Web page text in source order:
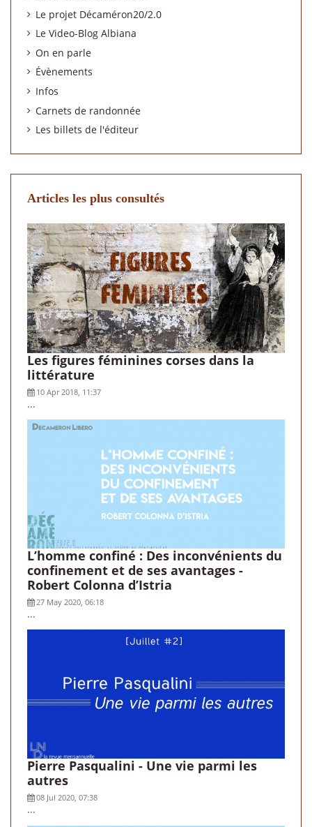
Le projet Décaméron20/2.0
Le Video-Blog Albiana
On en parle
Évènements
Infos
Carnets de randonnée
Les billets de l'éditeur
Articles les plus consultés
Les figures féminines corses dans la
littérature
10 Apr 2018, 11:37
...
L’homme confiné : Des inconvénients du
confinement et de ses avantages -
Robert Colonna d’Istria
27 May 2020, 06:18
...
Pierre Pasqualini - Une vie parmi les
autres
08 Jul 2020, 07:38
...